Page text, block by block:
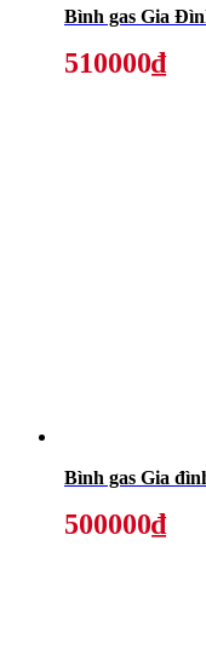
Bình gas Gia
510000₫
Bình gas Gia
500000₫